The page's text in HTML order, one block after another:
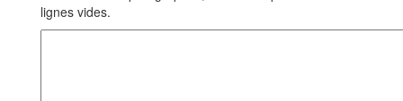
lignes vides.